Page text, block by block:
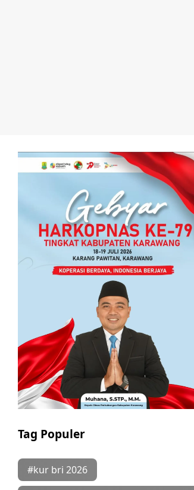
Tag Populer
#kur bri 2026